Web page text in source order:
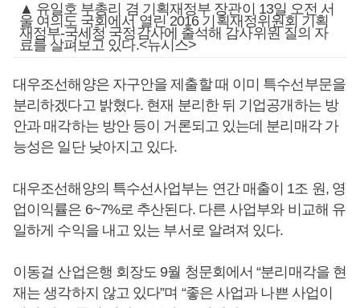
▲ 유일호 부총리 겸 기획재정부 장관이 13일 오전 서
울 여의도 국회에서 열린 2016 기획재정위원회 기획
재정부-국세청 국정감사에 출석해 감사위원 질의 자
료를 살펴보고 있다.<뉴시스>
대우조선해양은 자구안을 제출할 때 이미 특수선부문을
분리하겠다고 밝혔다. 현재 분리한 뒤 기업공개하는 방
안과 매각하는 방안 등이 거론되고 있는데 분리매각 가
능성은 일단 낮아지고 있다.
대우조선해양의 특수선사업부는 연간 매출이 1조 원, 영
업이익률은 6~7%로 추산된다. 다른 사업부와 비교해 유
일하게 수익을 내고 있는 부서로 알려져 있다.
이동걸 산업은행 회장도 9월 청문회에서 “분리매각을 현
재는 생각하지 않고 있다”며 “좋은 사업과 나쁜 사업이